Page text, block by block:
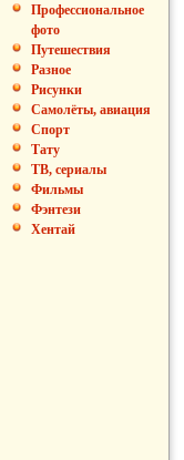
Профессиональное
фото
Путешествия
Разное
Рисунки
Самолёты, авиация
Спорт
Тату
ТВ, сериалы
Фильмы
Фэнтези
Хентай